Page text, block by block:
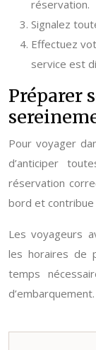
réservation.
Signalez
Effectuez
service est
Préparer
Pour voyager
d’anticiper
réservation
bord et contribue
Les voyageurs
les horaires de
temps
d’embarquement.